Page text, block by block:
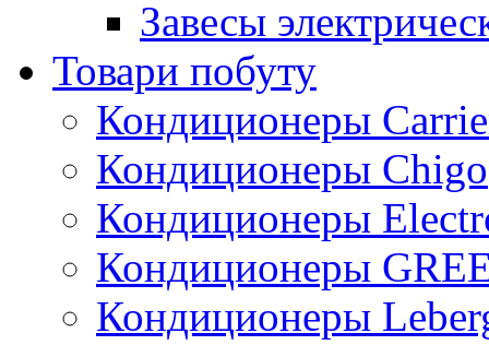
Завесы
Товари побуту
Кондиционеры
Кондиционеры Chigo
Кондиционеры
Кондиционеры
Кондиционеры